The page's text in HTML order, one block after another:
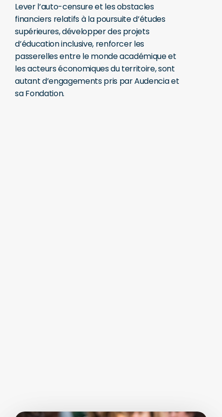
Lever l’auto-censure et les obstacles
financiers relatifs à la poursuite d’études
supérieures, développer des projets
d’éducation inclusive, renforcer les
passerelles entre le monde académique et
les acteurs économiques du territoire, sont
autant d’engagements pris par Audencia et
sa Fondation.